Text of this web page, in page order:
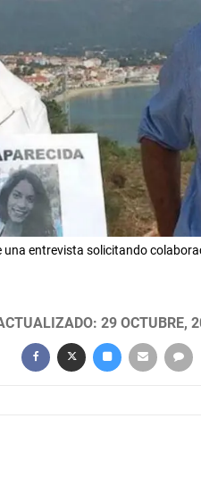
una entrevista solicitando
29 OCTUBRE,